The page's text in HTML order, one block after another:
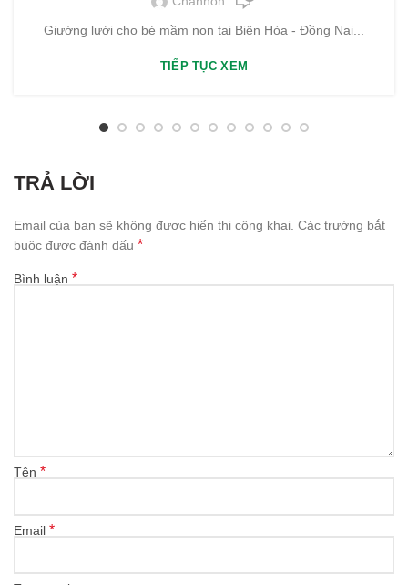
Giường lưới cho bé mầm non tại Biên Hòa - Đồng Nai...
TIẾP TỤC XEM
TRẢ LỜI
Email của bạn sẽ không được hiển thị công khai. Các trường bắt
buộc được đánh dấu *
Bình luận *
Tên *
Email *